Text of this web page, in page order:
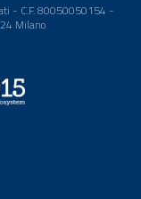
- C.F. 80050050154 -
Milano